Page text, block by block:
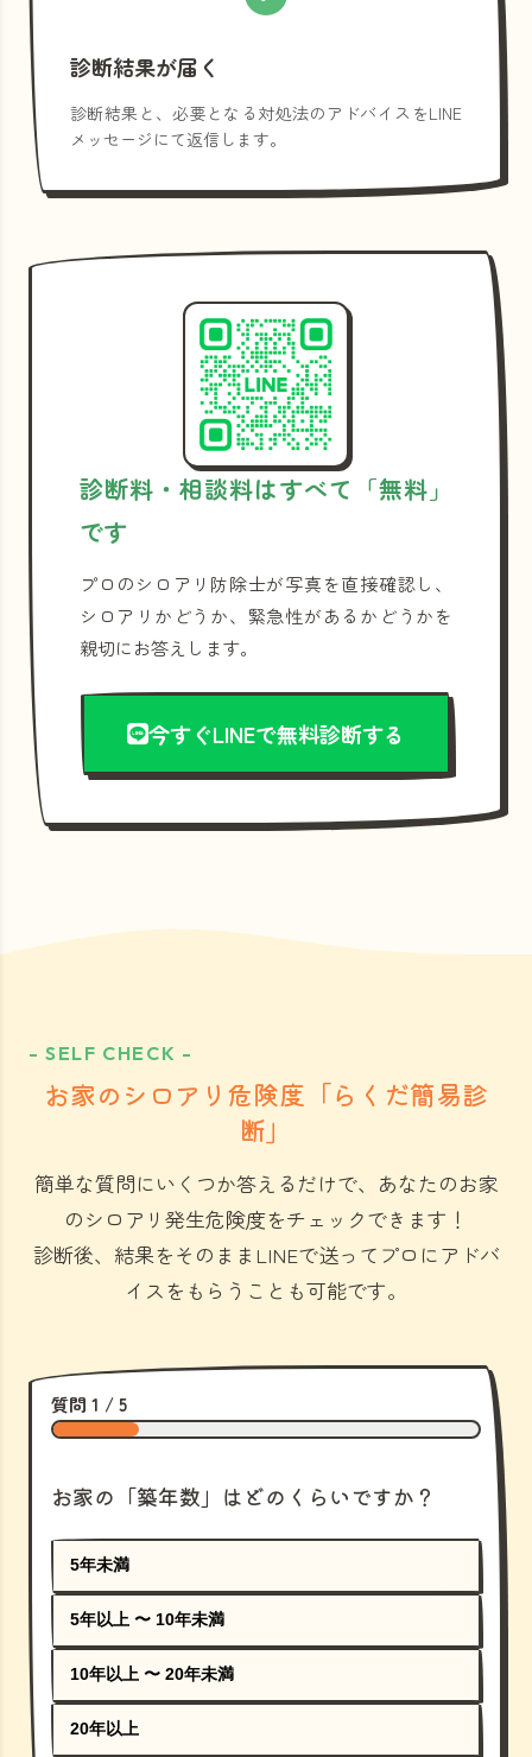
診断結果が届く
診断結果と、必要となる対処法のアドバイスをLINE
メッセージにて返信します。
診断料・相談料はすべて「無料」
です
プロのシロアリ防除士が写真を直接確認し、
シロアリかどうか、緊急性があるかどうかを
親切にお答えします。
今すぐLINEで無料診断する
- SELF CHECK -
お家のシロアリ危険度「らくだ簡易診
断」
簡単な質問にいくつか答えるだけで、あなたのお家
のシロアリ発生危険度をチェックできます！
診断後、結果をそのままLINEで送ってプロにアドバ
イスをもらうことも可能です。
質問 1 / 5
お家の「築年数」はどのくらいですか？
5年未満
5年以上 〜 10年未満
10年以上 〜 20年未満
20年以上